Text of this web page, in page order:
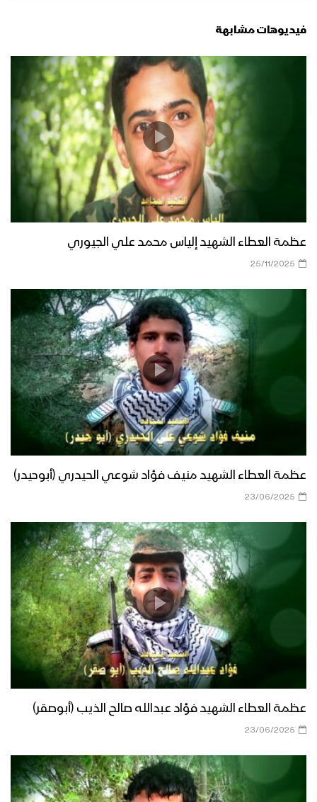
فيديوهات مشابهة
عظمة العطاء الشهيد إلياس محمد علي الجيوري
25/11/2025
عظمة العطاء الشهيد منيف فؤاد شوعي الحيدري (أبوحيدر)
23/06/2025
عظمة العطاء الشهيد فؤاد عبدالله صالح الذيب (أبوصقر)
23/06/2025